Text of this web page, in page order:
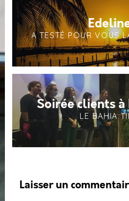
A TESTÉ POUR VOUS
Soirée clients à
LE BAHIA
Laisser un